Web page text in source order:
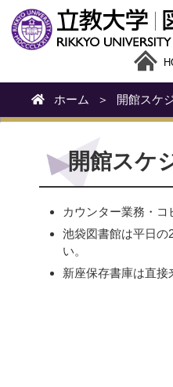
ホーム ＞ 開館スケ
開館スケ
カウンター業務・コ
池袋図書館は平日の
い。
新座保存書庫は直接